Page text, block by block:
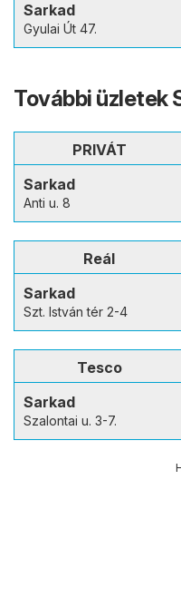
Sarkad
Gyulai Út 47.
További üzletek
PRIVÁT
Sarkad
Anti u. 8
Reál
Sarkad
Szt. István tér 2-4
Tesco
Sarkad
Szalontai u. 3-7.